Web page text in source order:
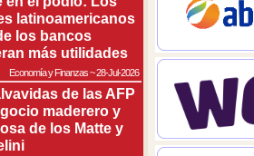
latinoamericanos
los bancos
más utilidades
Economía y Finanzas~28-Jul-2026
de las AFP
maderero y
de los Matte y